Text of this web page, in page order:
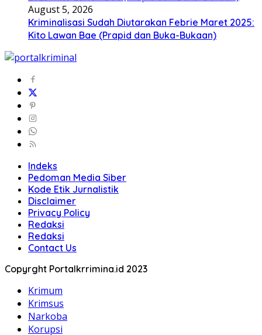
August 5, 2026
Kriminalisasi Sudah Diutarakan Febrie Maret 2025:
Kito Lawan Bae (Prapid dan Buka-Bukaan)
Indeks
Pedoman Media Siber
Kode Etik Jurnalistik
Disclaimer
Privacy Policy
Redaksi
Redaksi
Contact Us
Copyrght Portalkrrimina.id 2023
Krimum
Krimsus
Narkoba
Korupsi